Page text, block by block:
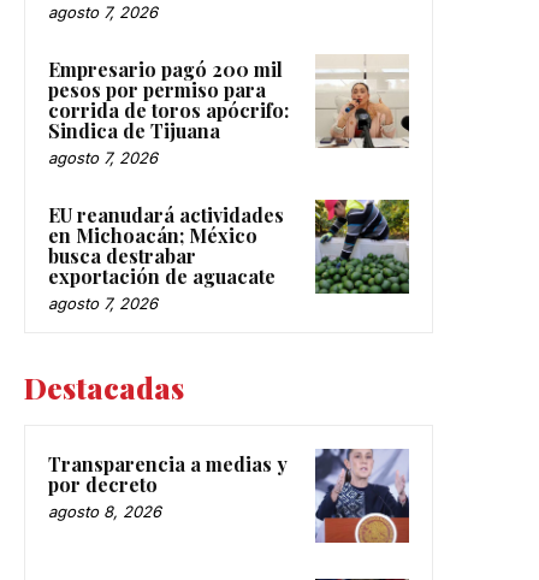
agosto 7, 2026
Empresario pagó 200 mil
pesos por permiso para
corrida de toros apócrifo:
Sindica de Tijuana
agosto 7, 2026
EU reanudará actividades
en Michoacán; México
busca destrabar
exportación de aguacate
agosto 7, 2026
Destacadas
Transparencia a medias y
por decreto
agosto 8, 2026